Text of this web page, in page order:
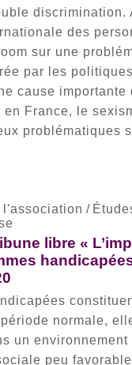
discrimination.
des
sur une
par les
cause importante
France, le
problématiques
l'association /
libre «
normale,
un
peu